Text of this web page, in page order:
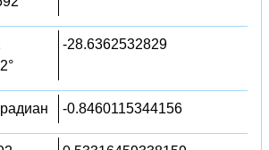
-28.6362532829
-0.8460115344156